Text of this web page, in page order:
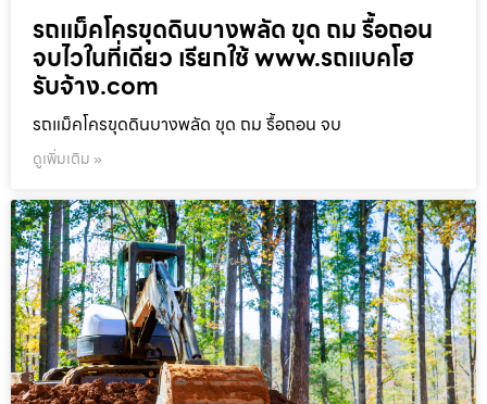
รถแม็คโครขุดดินบางพลัด ขุด ถม รื้อถอน
จบไวในที่เดียว เรียกใช้ www.รถแบคโฮ
รับจ้าง.com
รถแม็คโครขุดดินบางพลัด ขุด ถม รื้อถอน จบ
ดูเพิ่มเติม »